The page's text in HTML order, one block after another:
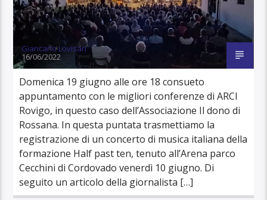
Giancarlo Lovisari
16/06/2022
Domenica 19 giugno alle ore 18 consueto
appuntamento con le migliori conferenze di ARCI
Rovigo, in questo caso dell’Associazione Il dono di
Rossana. In questa puntata trasmettiamo la
registrazione di un concerto di musica italiana della
formazione Half past ten, tenuto all’Arena parco
Cecchini di Cordovado venerdì 10 giugno. Di
seguito un articolo della giornalista […]